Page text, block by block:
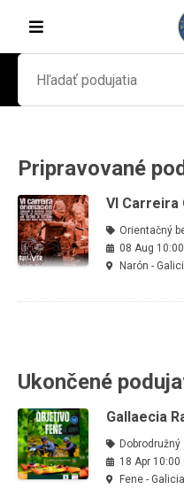
Pripravované
VI Carreira
Orientačný
08 Aug 10:00
Narón -
Ukončené
Gallaecia
Dobrodružný
18 Apr 10:00
Fene - Galicia